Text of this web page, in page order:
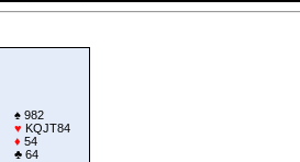
♠982
♥ KQJT84
♦ 54
♣64